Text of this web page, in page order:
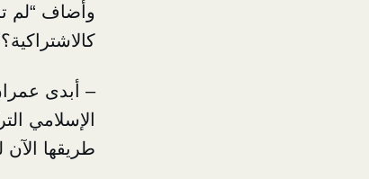
وأضاف “لم
– أبدى
الإسلامي
طريقها الآن